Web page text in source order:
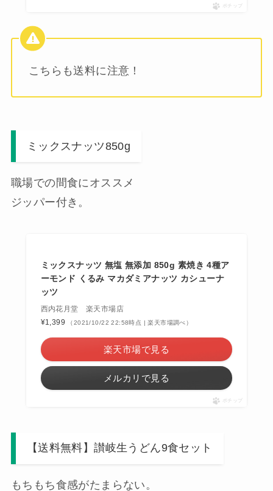
ポチップ
こちらも送料に注意！
ミックスナッツ850g
職場での間食にオススメ
ジッパー付き。
ミックスナッツ 無塩 無添加 850g 素焼き 4種ア
ーモンド くるみ マカダミアナッツ カシューナ
ッツ
西内花月堂 楽天市場店
¥1,399
（2021/10/22 22:58時点 | 楽天市場調べ）
楽天市場で見る
メルカリで見る
ポチップ
【送料無料】讃岐生うどん9食セット
もちもち食感がたまらない。